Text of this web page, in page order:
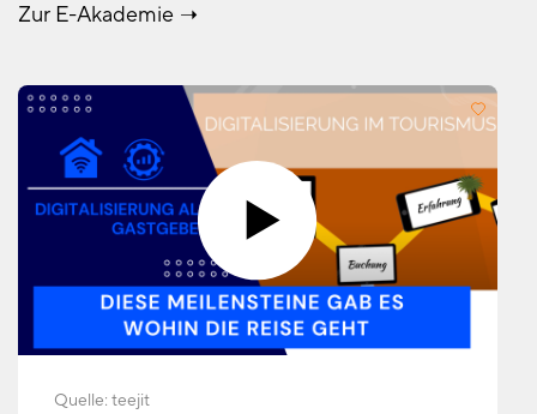
Zur E-Akademie
Quelle: teejit